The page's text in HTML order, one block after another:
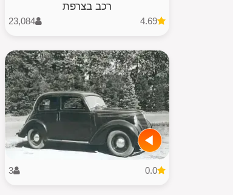
רכב בצרפת
4.69
23,084
0.0
3